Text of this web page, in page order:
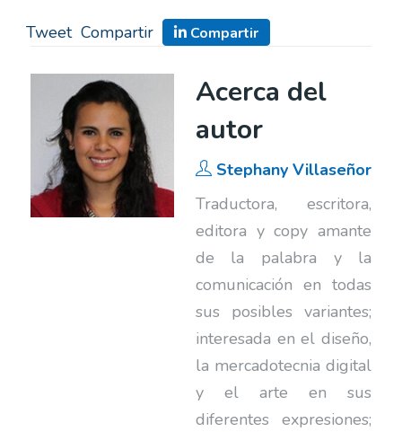
Tweet Compartir Compartir
Acerca del
autor
Stephany Villaseñor
Traductora, escritora,
editora y copy amante
de la palabra y la
comunicación en todas
sus posibles variantes;
interesada en el diseño,
la mercadotecnia digital
y el arte en sus
diferentes expresiones;